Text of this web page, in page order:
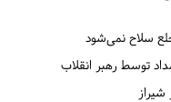
سلاح نمی‌شود
توسط رهبر انقلاب